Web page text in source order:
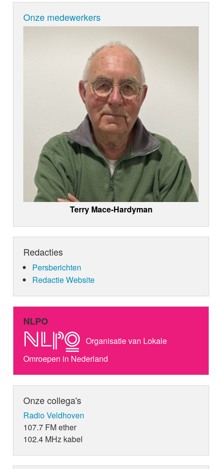
Onze medewerkers
Terry Mace-Hardyman
Redacties
Persberichten
Redactie Website
NLPO
Organisatie van Lokale
Omroepen in Nederland
Onze collega's
Radio Veldhoven
107.7 FM ether
102.4 MHz kabel